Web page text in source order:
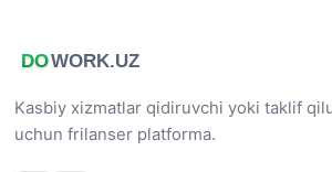
Kasbiy xizmatlar qidiruvchi yoki taklif
uchun frilanser platforma.